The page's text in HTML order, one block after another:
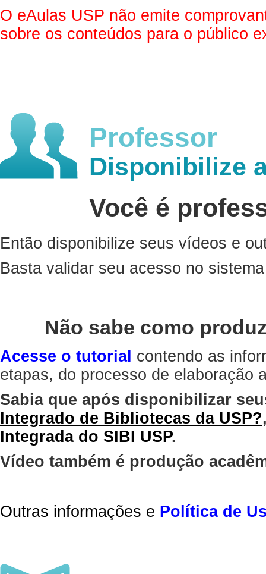
O eAulas USP não emite
sobre os conteúdos para o público
Professor
Disponibilize
Você é
Então disponibilize seus vídeos e
Basta validar seu acesso no
Não sabe como
Acesse o tutorial contendo as
etapas, do processo de elaboração
Sabia que após disponibilizar
Integrado de Bibliotecas da USP?
Integrada do SIBI USP.
Vídeo também é produção
Outras informações e Política de